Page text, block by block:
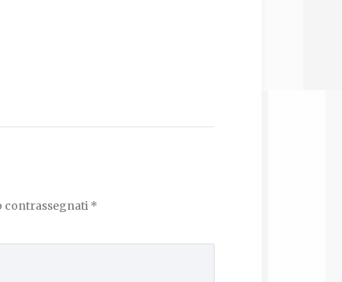
contrassegnati *